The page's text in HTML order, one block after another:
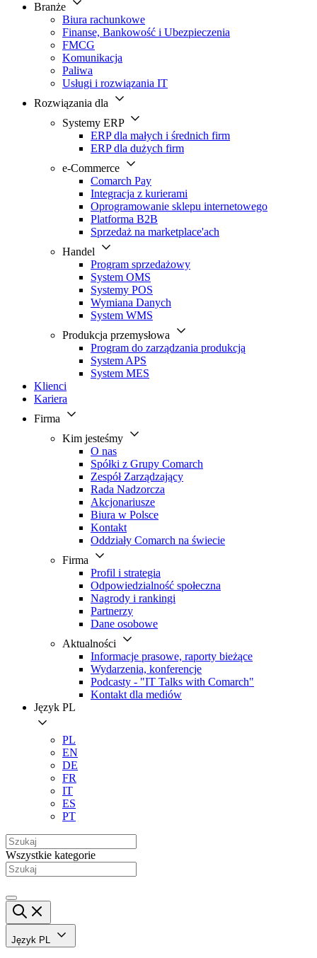
Branże
Biura rachunkowe
Finanse, Bankowość i Ubezpieczenia
FMCG
Komunikacja
Paliwa
Usługi i rozwiązania IT
Rozwiązania dla
Systemy ERP
ERP dla małych i średnich firm
ERP dla dużych firm
e-Commerce
Comarch Pay
Integracja z kurierami
Oprogramowanie sklepu internetowego
Platforma B2B
Sprzedaż na marketplace'ach
Handel
Program sprzedażowy
System OMS
Systemy POS
Wymiana Danych
System WMS
Produkcja przemysłowa
Program do zarządzania produkcją
System APS
System MES
Klienci
Kariera
Firma
Kim jesteśmy
O nas
Spółki z Grupy Comarch
Zespół Zarządzający
Rada Nadzorcza
Akcjonariusze
Biura w Polsce
Kontakt
Oddziały Comarch na świecie
Firma
Profil i strategia
Odpowiedzialność społeczna
Nagrody i rankingi
Partnerzy
Dane osobowe
Aktualności
Informacje prasowe, raporty bieżące
Wydarzenia, konferencje
Podcasty - "IT Talks with Comarch"
Kontakt dla mediów
Język PL
PL
EN
DE
FR
IT
ES
PT
Wszystkie kategorie
Język PL